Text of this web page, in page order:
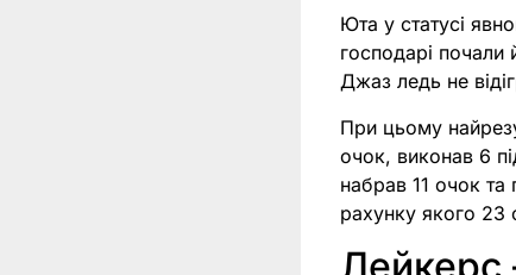
Юта у статусі
господарі почали
Джаз ледь не
При цьому
очок, виконав 6
набрав 11 очок та
рахунку якого 23